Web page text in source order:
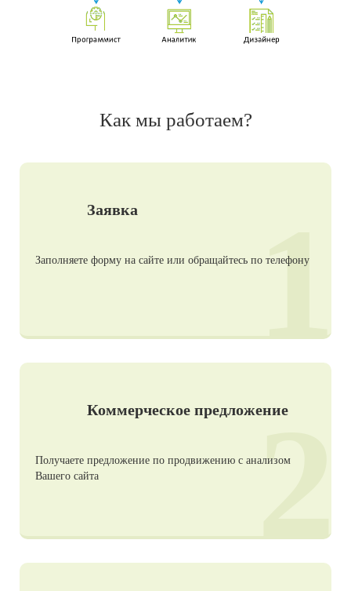
Как мы работаем?
Заявка
Заполняете форму на сайте или обращайтесь по телефону
1
Коммерческое предложение
Получаете предложение по продвижению с анализом
Вашего сайта
2